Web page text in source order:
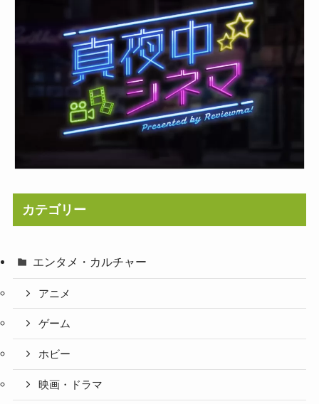
カテゴリー
エンタメ・カルチャー
アニメ
ゲーム
ホビー
映画・ドラマ